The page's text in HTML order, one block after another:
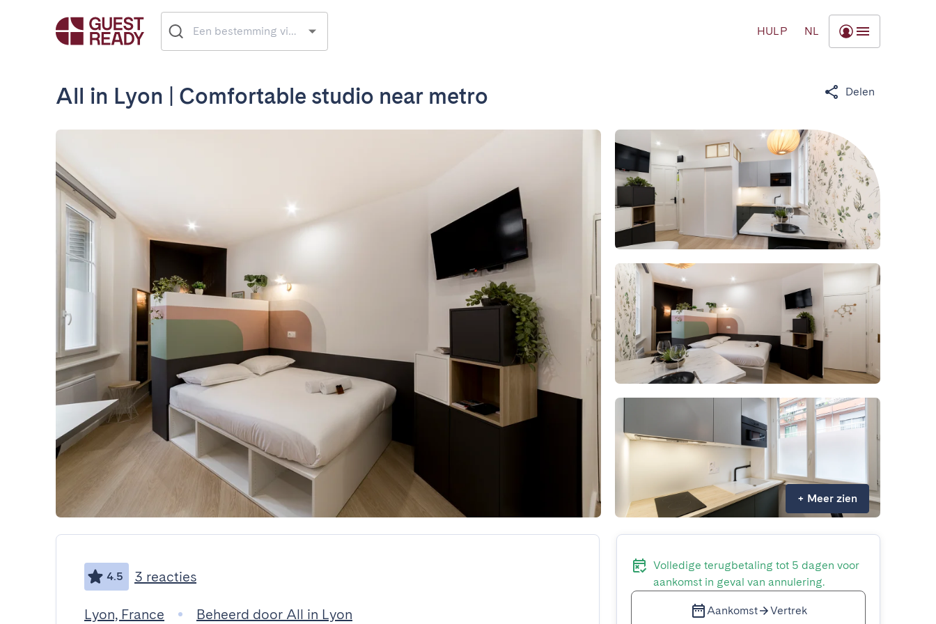
HULP NL
All in Lyon | Comfortable studio near metro Delen
+ Meer zien
4.5 3 reacties
Lyon, France Beheerd door All in Lyon
Volledige terugbetaling tot 5 dagen voor
aankomst in geval van annulering.
Aankomst Vertrek